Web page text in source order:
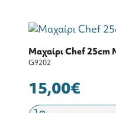
Μαχαίρι Chef
G9202
15,00€